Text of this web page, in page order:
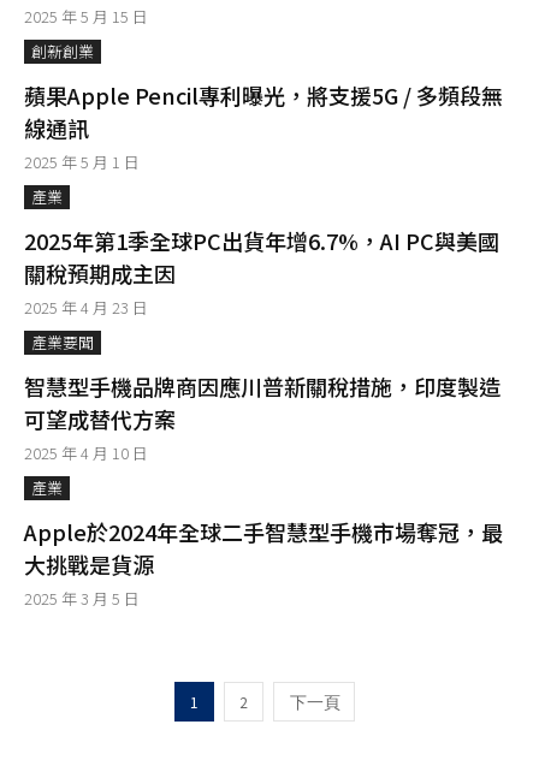
2025 年 5 月 15 日
創新創業
蘋果Apple Pencil專利曝光，將支援5G / 多頻段無
線通訊
2025 年 5 月 1 日
產業
2025年第1季全球PC出貨年增6.7%，AI PC與美國
關稅預期成主因
2025 年 4 月 23 日
產業要聞
智慧型手機品牌商因應川普新關稅措施，印度製造
可望成替代方案
2025 年 4 月 10 日
產業
Apple於2024年全球二手智慧型手機市場奪冠，最
大挑戰是貨源
2025 年 3 月 5 日
1 2